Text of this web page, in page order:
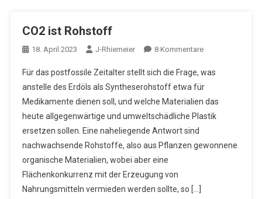
CO2 ist Rohstoff
18. April 2023 J-Rhiemeier 8 KommentareZu
Ist
Rohstoff
Für das postfossile Zeitalter stellt sich die Frage, was
anstelle des Erdöls als Syntheserohstoff etwa für
Medikamente dienen soll, und welche Materialien das
heute allgegenwärtige und umweltschädliche Plastik
ersetzen sollen. Eine naheliegende Antwort sind
nachwachsende Rohstoffe, also aus Pflanzen gewonnene
organische Materialien, wobei aber eine
Flächenkonkurrenz mit der Erzeugung von
Nahrungsmitteln vermieden werden sollte, so […]